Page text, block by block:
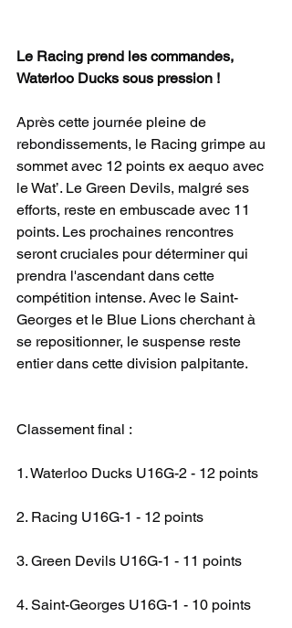
Le Racing prend les commandes,
Waterloo Ducks sous pression !
Après cette journée pleine de
rebondissements, le Racing grimpe au
sommet avec 12 points ex aequo avec
le Wat’. Le Green Devils, malgré ses
efforts, reste en embuscade avec 11
points. Les prochaines rencontres
seront cruciales pour déterminer qui
prendra l'ascendant dans cette
compétition intense. Avec le Saint-
Georges et le Blue Lions cherchant à
se repositionner, le suspense reste
entier dans cette division palpitante.
Classement final :
1. Waterloo Ducks U16G-2 - 12 points
2. Racing U16G-1 - 12 points
3. Green Devils U16G-1 - 11 points
4. Saint-Georges U16G-1 - 10 points